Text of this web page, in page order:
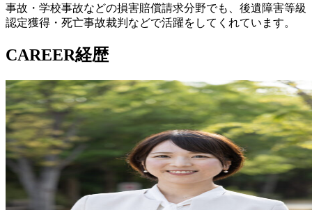
事故・学校事故などの損害賠償請求分野でも、後遺障害等級
認定獲得・死亡事故裁判などで活躍をしてくれています。
CAREER経歴